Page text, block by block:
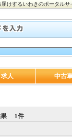
けするいわきのポータルサ
求人 中古
果 1件